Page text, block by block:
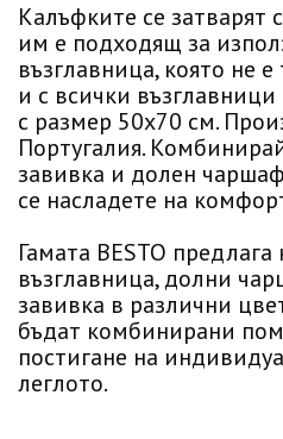
Калъфките се затварят
им е подходящ за
възглавница, която не
и с всички възглавници
с размер 50х70 см.
Португалия.
завивка и долен
се насладете на
Гамата BESTO
възглавница, долни
завивка в различни
бъдат комбинирани
постигане на
леглото.